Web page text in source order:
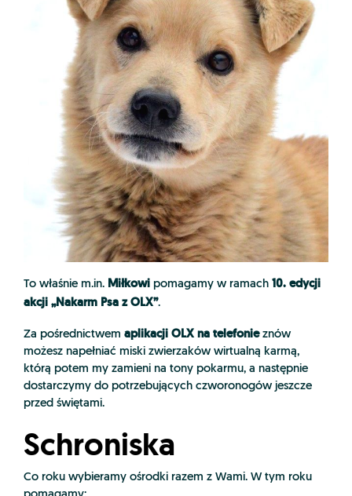
To właśnie m.in. Miłkowi pomagamy w ramach 10. edycji
akcji „Nakarm Psa z OLX”.
Za pośrednictwem aplikacji OLX na telefonieznów
możesz napełniać miski zwierzaków wirtualną karmą,
którą potem my zamieni na tony pokarmu, a następnie
dostarczymy do potrzebujących czworonogów jeszcze
przed świętami.
Schroniska
Co roku wybieramy ośrodki razem z Wami. W tym roku